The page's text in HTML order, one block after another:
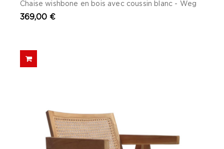
Chaise wishbone en bois avec coussin blanc - Weg
369,00 €